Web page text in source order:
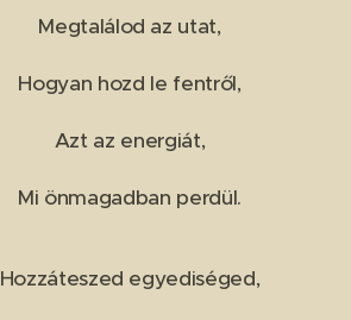
Megtalálod az utat,
Hogyan hozd le fentről,
Azt az energiát,
Mi önmagadban perdül.
Hozzáteszed egyediséged,